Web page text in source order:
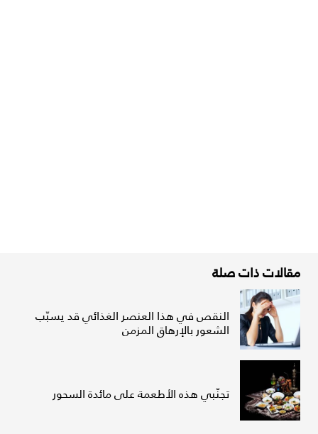
مقالات ذات صلة
النقص في هذا العنصر الغذائي قد يسبّب
الشعور بالإرهاق المزمن
تجنّبي هذه الأطعمة على مائدة السحور